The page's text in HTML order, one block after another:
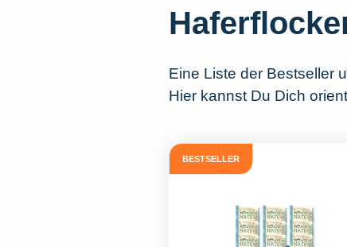
Eine Liste der Bestseller
Hier kannst Du Dich
BESTSELLER